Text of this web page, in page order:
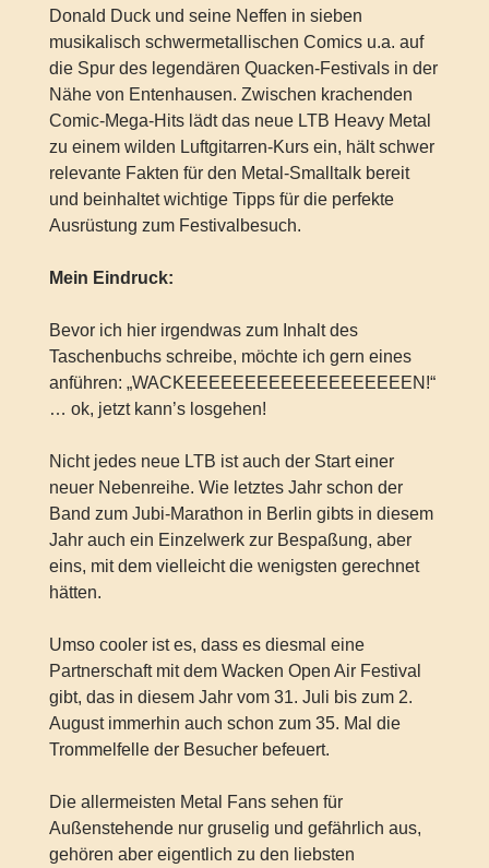
Donald Duck und seine Neffen in sieben
musikalisch schwermetallischen Comics u.a. auf
die Spur des legendären Quacken-Festivals in der
Nähe von Entenhausen. Zwischen krachenden
Comic-Mega-Hits lädt das neue LTB Heavy Metal
zu einem wilden Luftgitarren-Kurs ein, hält schwer
relevante Fakten für den Metal-Smalltalk bereit
und beinhaltet wichtige Tipps für die perfekte
Ausrüstung zum Festivalbesuch.
Mein Eindruck:
Bevor ich hier irgendwas zum Inhalt des
Taschenbuchs schreibe, möchte ich gern eines
anführen: „WACKEEEEEEEEEEEEEEEEEEEN!“
… ok, jetzt kann’s losgehen!
Nicht jedes neue LTB ist auch der Start einer
neuer Nebenreihe. Wie letztes Jahr schon der
Band zum Jubi-Marathon in Berlin gibts in diesem
Jahr auch ein Einzelwerk zur Bespaßung, aber
eins, mit dem vielleicht die wenigsten gerechnet
hätten.
Umso cooler ist es, dass es diesmal eine
Partnerschaft mit dem Wacken Open Air Festival
gibt, das in diesem Jahr vom 31. Juli bis zum 2.
August immerhin auch schon zum 35. Mal die
Trommelfelle der Besucher befeuert.
Die allermeisten Metal Fans sehen für
Außenstehende nur gruselig und gefährlich aus,
gehören aber eigentlich zu den liebsten